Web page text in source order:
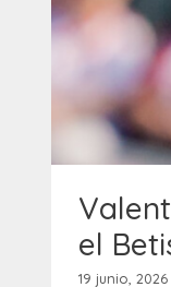
el
19 junio, 2026